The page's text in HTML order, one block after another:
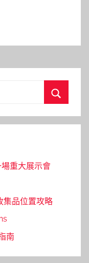
重大展示會
集品位置攻略
南